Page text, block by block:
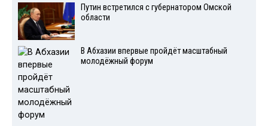
Путин встретился с губернатором Омской
области
В Абхазии впервые пройдёт масштабный
молодёжный форум